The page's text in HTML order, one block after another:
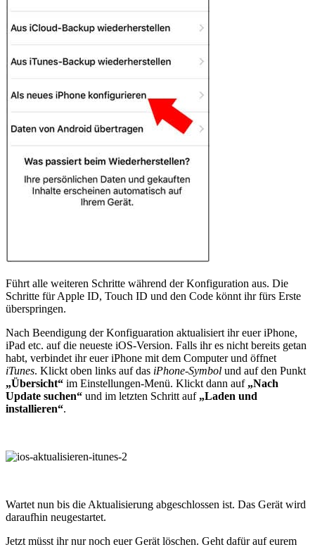
Führt alle weiteren Schritte während der Konfiguration aus. Die
Schritte für Apple ID, Touch ID und den Code könnt ihr fürs Erste
überspringen.
Nach Beendigung der Konfiguaration aktualisiert ihr euer iPhone,
iPad etc. auf die neueste iOS-Version. Falls ihr es nicht bereits getan
habt, verbindet ihr euer iPhone mit dem Computer und öffnet
iTunes. Klickt oben links auf das iPhone-Symbol und auf den Punkt
„Übersicht“ im Einstellungen-Menü. Klickt dann auf „Nach
Update suchen“ und im letzten Schritt auf „Laden und
installieren“.
Wartet nun bis die Aktualisierung abgeschlossen ist. Das Gerät wird
daraufhin neugestartet.
Jetzt müsst ihr nur noch euer Gerät löschen. Geht dafür auf eurem